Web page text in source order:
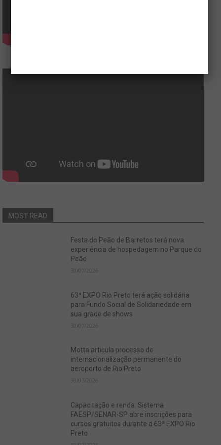
MOST READ
Festa do Peão de Barretos terá nova
experiência de hospedagem no Parque do
Peão
30/07/2026
63ª EXPO Rio Preto terá ação solidária
para Fundo Social de Solidariedade em
sua grade de shows
30/07/2026
Motta articula processo de
internacionalização permanente do
aeroporto de Rio Preto
30/07/2026
Capacitação e renda: Sistema
FAESP/SENAR-SP abre inscrições para
cursos gratuitos durante a 63ª EXPO Rio
Preto